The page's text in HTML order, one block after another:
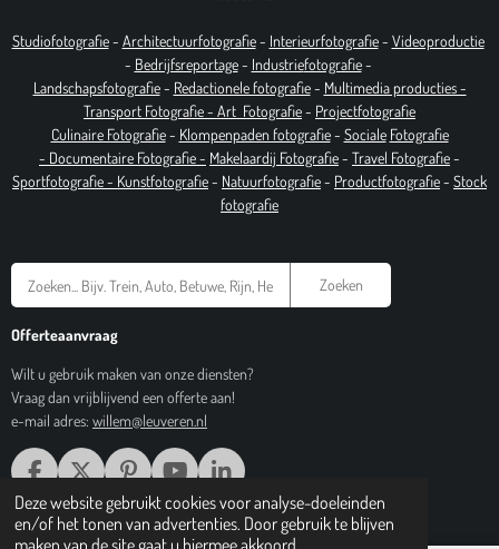
Deze website gebruikt cookies voor analyse-doeleinden
en/of het tonen van advertenties. Door gebruik te blijven
Studiofotografie- Architectuurfotografie- Interieurfotografie- Videoproductie
- Bedrijfsreportage- Industriefotografie-
Landschapsfotografie- Redactionele fotografie- Multimedia producties -
Transport Fotografie - Art Fotografie- Projectfotografie
Culinaire Fotografie- Klompenpaden fotografie- Sociale Fotografie
- Documentaire Fotografie- Makelaardij Fotografie- Travel Fotografie-
Sportfotografie - Kunstfotografie- Natuurfotografie- Productfotografie- Stock
fotografie
Zoeken
Offerteaanvraag
Wilt u gebruik maken van onze diensten?
Vraag dan vrijblijvend een offerte aan!
e-mail adres: willem@leuveren.nl
F
A
C
E
X
P
I
N
T
Y
O
U
T
L
I
N
K
© 2017 Regiobeeldbank.nl